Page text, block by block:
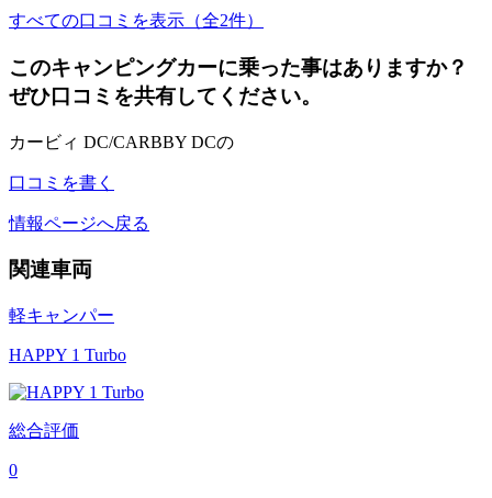
すべての口コミを表示（全2件）
このキャンピングカーに乗った事はありますか？
ぜひ口コミを共有してください。
カービィ DC/CARBBY DCの
口コミを書く
情報ページへ戻る
関連車両
軽キャンパー
HAPPY 1 Turbo
総合評価
0